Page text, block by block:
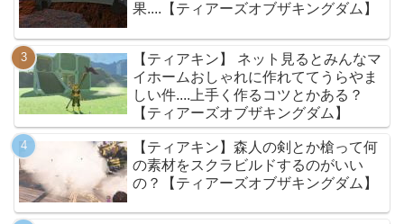
果....【ティアーズオブザキングダム】
【ティアキン】 ネット見るとみんなマ
イホームおしゃれに作れててうらやま
しい件....上手く作るコツとかある？
【ティアーズオブザキングダム】
【ティアキン】森人の剣とか槍って何
の素材をスクラビルドするのがいい
の？【ティアーズオブザキングダム】